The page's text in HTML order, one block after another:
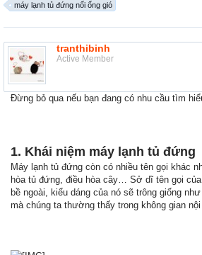
máy lạnh tủ đứng nối ống gió
tranthibinh
Active Member
Đừng bỏ qua nếu bạn đang có nhu cầu tìm
1. Khái niệm máy lạnh tủ đứng
Máy lạnh tủ đứng còn có nhiều tên gọi khác
hòa tủ đứng, điều hòa cây… Sở dĩ tên gọi
bề ngoài, kiểu dáng của nó sẽ trông giống
mà chúng ta thường thấy trong không gian